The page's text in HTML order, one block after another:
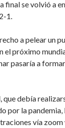
final se volvió a
1.
a pelear un
el próximo
pasaría a
debía
por la pandemia,
vía zoom